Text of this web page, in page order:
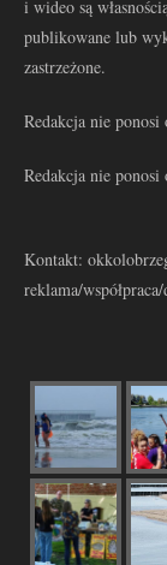
i wideo są
publikowane lub
zastrzeżone.
Redakcja nie
Redakcja nie ponosi
Kontakt:
reklama/